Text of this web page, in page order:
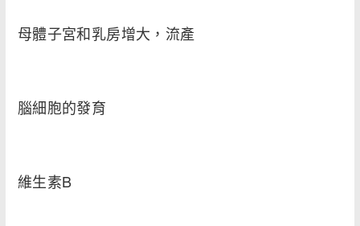
母體子宮和乳房增大，流產
腦細胞的發育
維生素B